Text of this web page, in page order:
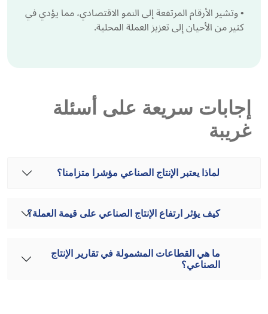
•وتشير الأرقام المرتفعة إلى النمو الاقتصادي، مما يؤدي في
كثير من الأحيان إلى تعزيز العملة المحلية.
إجابات سريعة على أسئلة
غريبة
لماذا يعتبر الإنتاج الصناعي مؤشرا متزامنا؟
كيف يؤثر ارتفاع الإنتاج الصناعي على قيمة العملة؟
ما هي القطاعات المشمولة في تقارير الإنتاج
الصناعي؟